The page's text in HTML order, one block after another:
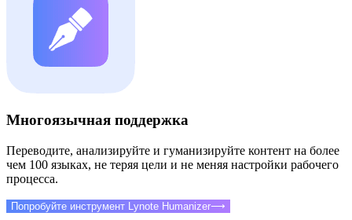
Многоязычная поддержка
Переводите, анализируйте и гуманизируйте контент на более
чем 100 языках, не теряя цели и не меняя настройки рабочего
процесса.
Попробуйте инструмент Lynote Humanizer⟶